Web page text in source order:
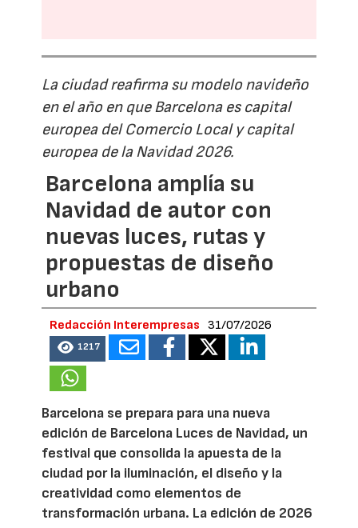
La ciudad reafirma su modelo navideño
en el año en que Barcelona es capital
europea del Comercio Local y capital
europea de la Navidad 2026.
Barcelona amplía su
Navidad de autor con
nuevas luces, rutas y
propuestas de diseño
urbano
Redacción Interempresas 31/07/2026
1217
Barcelona se prepara para una nueva
edición de Barcelona Luces de Navidad, un
festival que consolida la apuesta de la
ciudad por la iluminación, el diseño y la
creatividad como elementos de
transformación urbana. La edición de 2026